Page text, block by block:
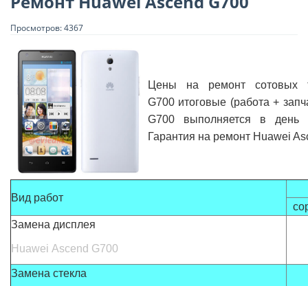
Просмотров: 4367
Цены на ремонт сотовых
G700 итоговые (работа +
G700 выполняется в день
Гарантия на ремонт Huawei
Вид работ
Замена дисплея
Huawei Ascend G700
Замена стекла